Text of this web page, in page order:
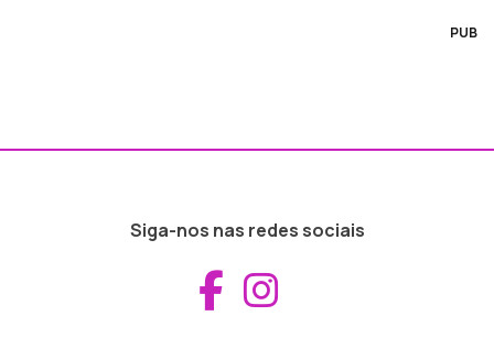
PUB
Siga-nos nas redes sociais
Aceder ao